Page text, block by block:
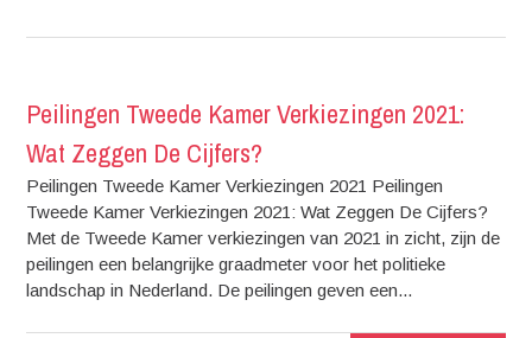
Peilingen Tweede Kamer Verkiezingen 2021:
Wat Zeggen De Cijfers?
Peilingen Tweede Kamer Verkiezingen 2021 Peilingen
Tweede Kamer Verkiezingen 2021: Wat Zeggen De Cijfers?
Met de Tweede Kamer verkiezingen van 2021 in zicht, zijn de
peilingen een belangrijke graadmeter voor het politieke
landschap in Nederland. De peilingen geven een...